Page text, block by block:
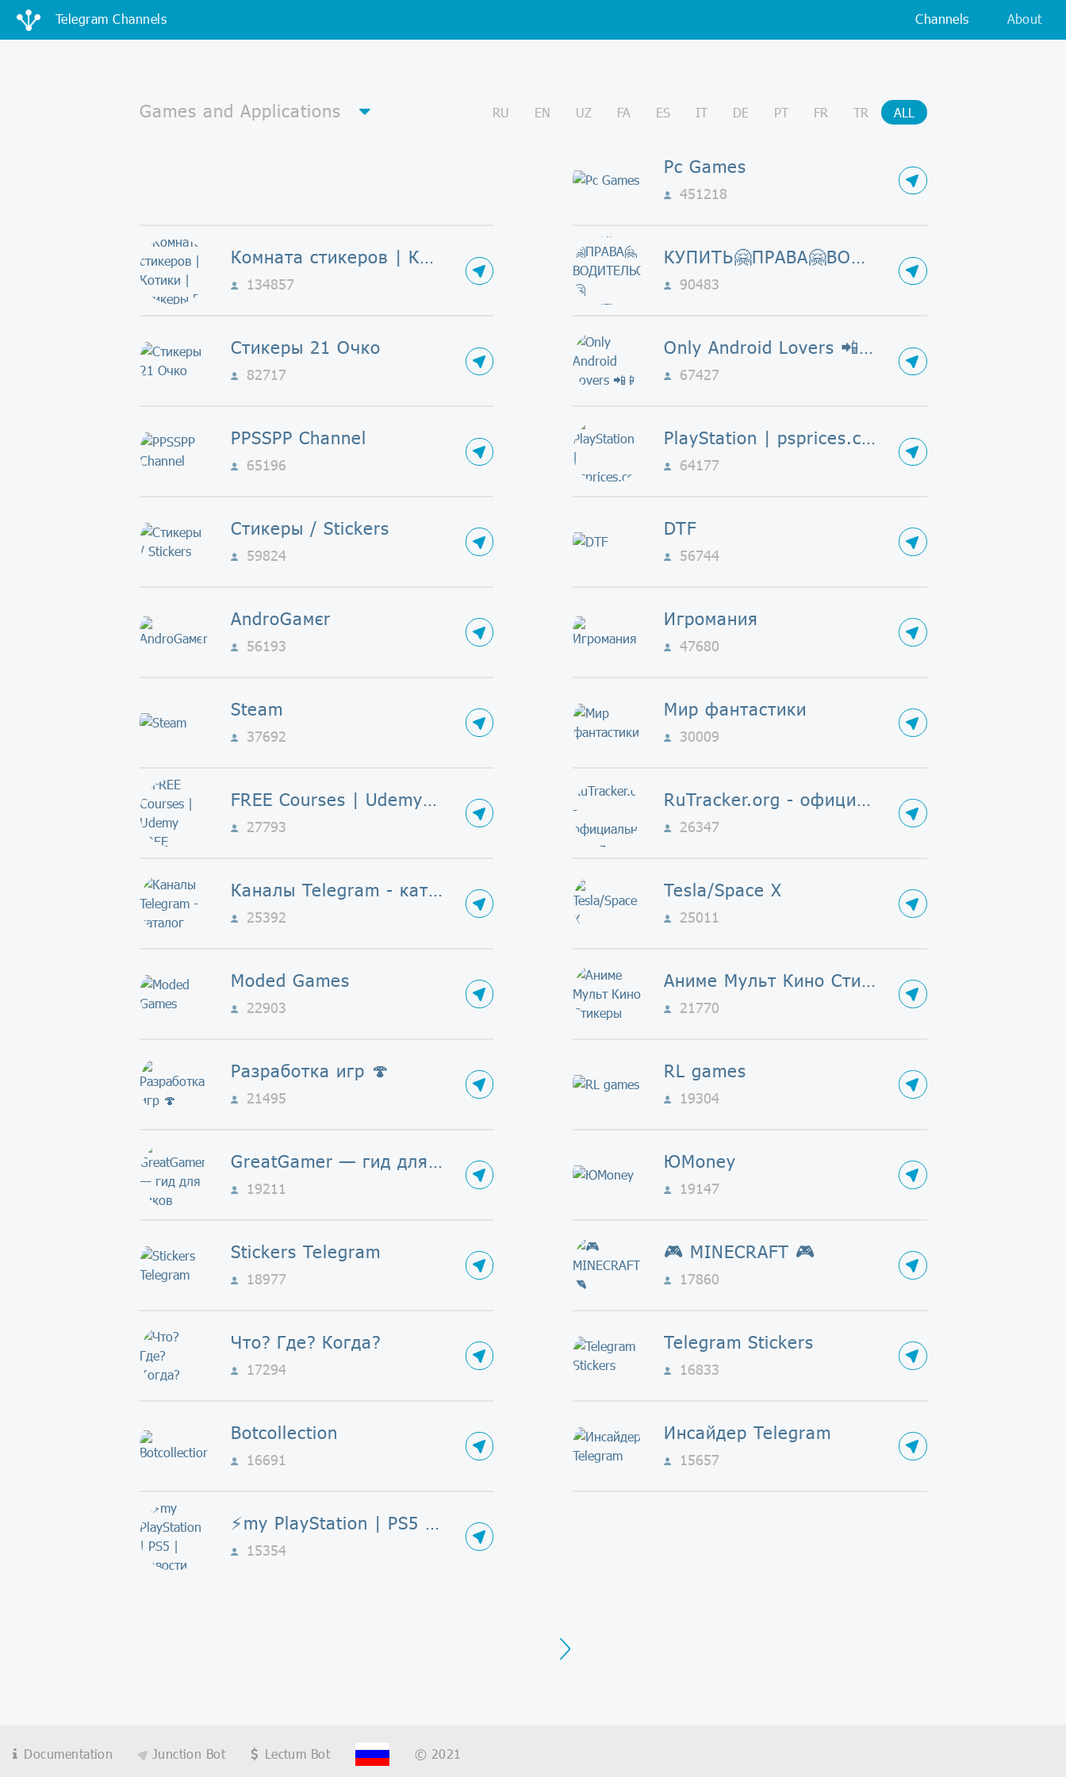
Telegram Channels Channels About
RU EN UZ FA ES IT DE PT FR TR ALL
Pc Games
451218
Комната стикеров | Котики | Стикеры ВК
134857
КУПИТЬ🤗ПРАВА🤗ВОДИТЕЛЬСКИЕ🤗УДОСТОВЕРЕНИЕ
90483
Стикеры 21 Очко
82717
Only Android Lovers 📲📱
67427
PPSSPP Channel
65196
PlayStation | psprices.com
64177
Стикеры / Stickers
59824
DTF
56744
AndroGaмєr
56193
Игромания
47680
Steam
37692
Мир фантастики
30009
FREE Courses | Udemy FREE
27793
RuTracker.org - официальный канал
26347
Каналы Telegram - каталог
25392
Tesla/Space X
25011
Moded Games
22903
Аниме Мульт Кино Стикеры
21770
Разработка игр 🍄
21495
RL games
19304
GreatGamer — гид для гиков
19211
ЮMoney
19147
Stickers Telegram
18977
🎮 MINECRAFT 🎮
17860
Что? Где? Когда?
17294
Telegram Stickers
16833
Botcollection
16691
Инсайдер Telegram
15657
⚡️my PlayStation | PS5 | Новости
15354
Next
Documentation Junction Bot Lectum Bot © 2021